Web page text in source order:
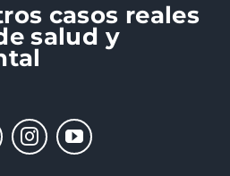
casos reales
salud y